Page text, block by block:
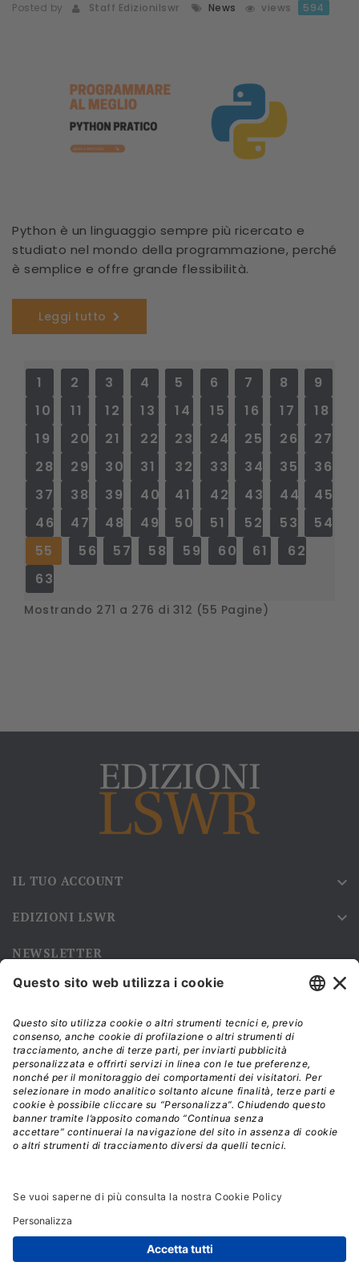
Posted by Staff Edizionilswr News views 594
Python è un linguaggio sempre più ricercato e
studiato nel mondo della programmazione, perché
è semplice e offre grande flessibilità.
Leggi tutto
1 2 3 4 5 6 7 8
9
10
11 12 13 14 15 16 17
18
19
20 21 22 23 24 25 26
27
28
29 30 31 32 33 34 35
36
37
38 39 40 41 42 43 44
45
46
47 48 49 50 51 52 53
54
55
56 57 58 59 60 61
62
63
Mostrando 271 a 276 di 312 (55 Pagine)
IL TUO ACCOUNT 
EDIZIONI LSWR 
NEWSLETTER
Iscriviti alla nostra newsletter e rimani sempre aggiornato sulle
Modalità di acquisto e tempi di spedizione
Diritto di recesso
Privacy policy
Termini e condizioni d'uso
© 2026 - La Tribuna S.r.l. | P.IVA 01702840180 | C.F.
01107460337